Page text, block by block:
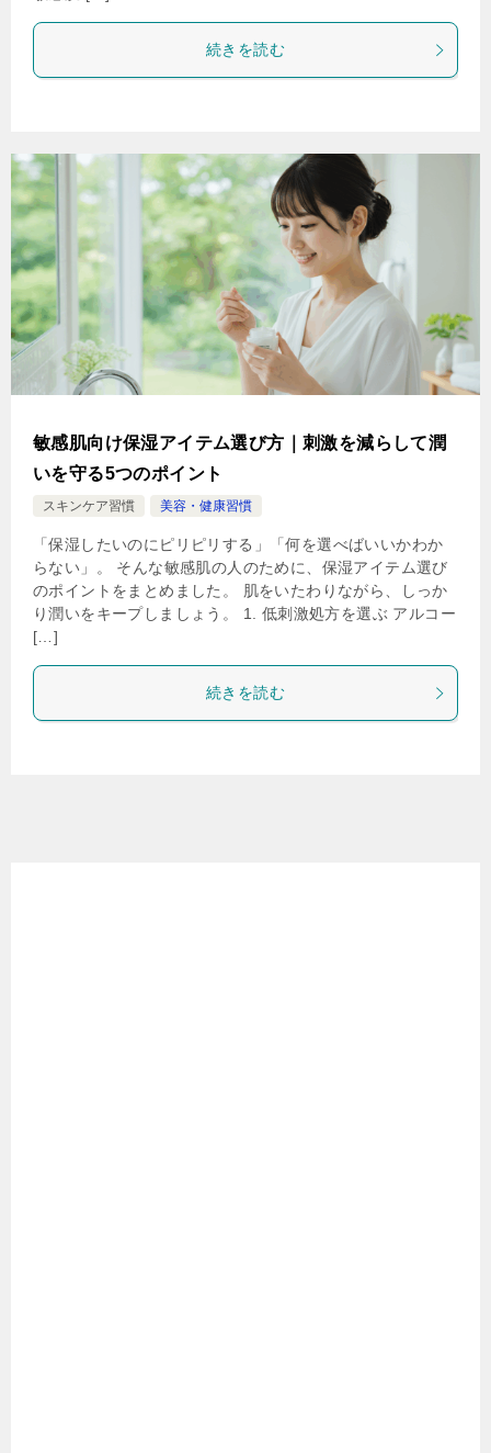
続きを読む
敏感肌向け保湿アイテム選び方｜刺激を減らして潤
いを守る5つのポイント
スキンケア習慣 美容・健康習慣
「保湿したいのにピリピリする」「何を選べばいいかわか
らない」。 そんな敏感肌の人のために、保湿アイテム選び
のポイントをまとめました。 肌をいたわりながら、しっか
り潤いをキープしましょう。 1. 低刺激処方を選ぶ アルコー
[…]
続きを読む